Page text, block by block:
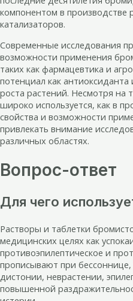
компонентом в производстве
катализаторов.
Современные исследования
возможности применения
таких как фармацевтика и
потенциал как
роста растений. Несмотря на
широко используется, как в
свойства и возможности
привлекать внимание
различных областях.
Вопрос-ответ
Для чего
Растворы и таблетки
медицинских целях как
противоэпилептическое и
прописывают при
дистонии, неврастении,
повышенной